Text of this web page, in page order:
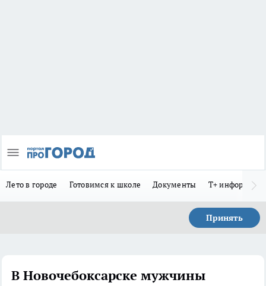
Лето в городе Готовимся к школе Документы Т+
Принять
В Новочебоксарске мужчины